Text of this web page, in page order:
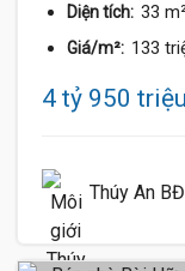
Diện tích: 33
Giá/m²: 133
4 tỷ 950 triệu
Thúy An